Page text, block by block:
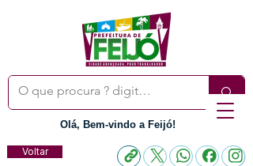
Olá, Bem-vindo a Feijó!
Voltar